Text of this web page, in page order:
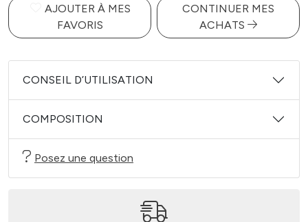
AJOUTER À MES
FAVORIS
CONTINUER MES
ACHATS
CONSEIL D’UTILISATION
COMPOSITION
Posez une question